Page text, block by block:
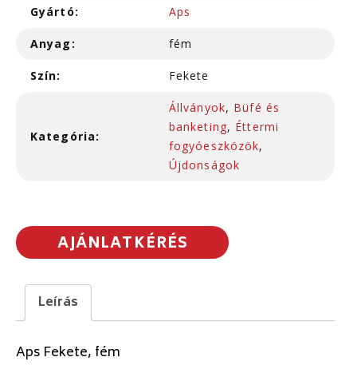
Gyártó: Aps
Anyag: fém
Szín: Fekete
Kategória:
Állványok, Büfé és
banketing, Éttermi
fogyóeszközök,
Újdonságok
AJÁNLATKÉRÉS
Leírás
Aps Fekete, fém